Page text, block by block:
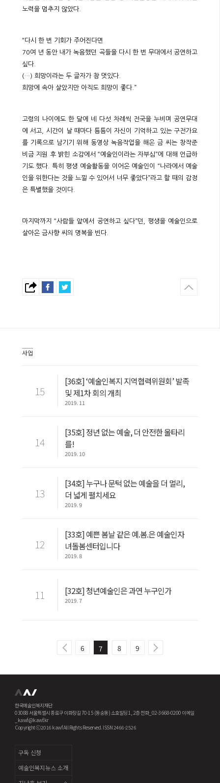
노력을 멈추지 않았다.
“다시 한 번 기회가 주어진다면
70여 년 동안 내가 녹음했던 곡들을 다시 한 번 무대에서 공연하고
싶다.
(…) 희망이라는 두 글자가 참 멋있다.
희망에 속아 살았지만 아직도 희망이 좋다.”
고령의 나이에도 한 달에 네 다섯 차례씩 전국을 누비며 공연무대
에 서고, 시간이 날 때마다 틈틈이 자신이 기억하고 있는 구전가요
를 기록으로 남기기 위해 동영상 녹음작업을 해온 금 씨는 창작준
비금 지원 후 밝힌 소감에서 “예술인이라는 자부심”에 대해 언급하
기도 했다. 특히 평생 예술활동을 이어온 예술인이 “나라에서 예술
인을 위한다는 것을 느낄 수 있어서 너무 좋았다”라고 할 때의 감정
은 특별했을 것이다.
마지막까지 “사람들 앞에서 공연하고 싶다”던, 평생을 예술인으로
살아온 금사향 씨의 명복을 빈다.
사업
15
[36호] ‘예술인복지 지역협력위원회’ 발족
및 제1차 회의 개최
2019. 11
14
[35호] 정년 없는 예술, 더 안전한 울타리
를!
2019. 10
13
[34호] 누구나 문턱 없는 예술을 더 멀리,
더 넓게 펼치세요
2019. 9
12
[33호] 예쁜 봄날 같은 예.봄.은 예술인자
녀돌봄센터입니다
2019. 8
11 [32호] 청년예술인은 과연 누구인가
2019. 7
6 7 8 9
한국예술인복지재단
03088 서울특별시 종로구 이화장길 70-15 (동숭동) 소호빌딩 1, 2층 전화_02-3668-0200 이메일
_kawf@kawf.kr
Copyright ⓒ2016 kawf All Rights Reserved. ISSN 2466-2526
구독 신청
예술인복지뉴스 소개